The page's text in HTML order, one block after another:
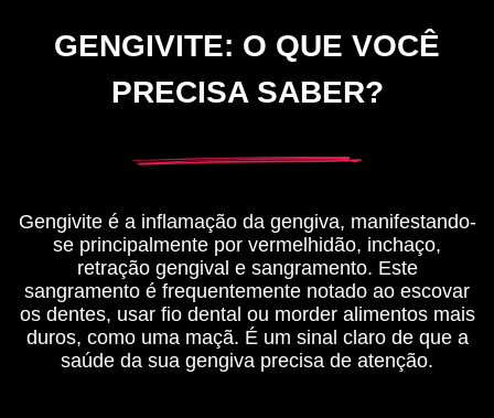
GENGIVITE: O QUE VOCÊ
PRECISA SABER?
Gengivite é a inflamação da gengiva, manifestando-
se principalmente por vermelhidão, inchaço,
retração gengival e sangramento. Este
sangramento é frequentemente notado ao escovar
os dentes, usar fio dental ou morder alimentos mais
duros, como uma maçã. É um sinal claro de que a
saúde da sua gengiva precisa de atenção.